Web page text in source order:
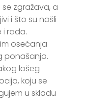
zgražava, a
i što su našli
i rada.
osećanja
ponašanja.
lošeg
koju se
u skladu